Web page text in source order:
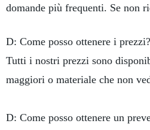
domande più frequenti. Se non
D: Come posso ottenere i prezzi?
Tutti i nostri prezzi sono
maggiori o materiale che non
D: Come posso ottenere un